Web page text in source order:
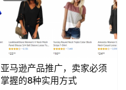
亚马逊产品推广，卖家必须
掌握的8种实用方式